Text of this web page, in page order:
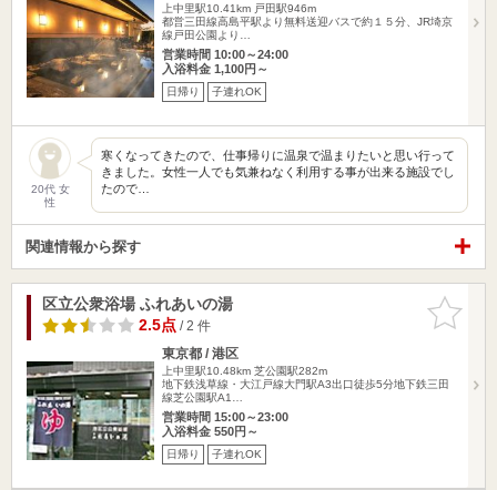
上中里駅10.41km 戸田駅946m
都営三田線高島平駅より無料送迎バスで約１５分、JR埼京
線戸田公園より…
営業時間 10:00～24:00
入浴料金 1,100円～
日帰り 子連れOK
20代 女
性
寒くなってきたので、仕事帰りに温泉で温まりたいと思い行って
きました。女性一人でも気兼ねなく利用する事が出来る施設でし
たので…
関連情報から探す
お気に入
りに追加
区立公衆浴場 ふれあいの湯
2.5点/ 2 件
東京都 / 港区
上中里駅10.48km 芝公園駅282m
地下鉄浅草線・大江戸線大門駅A3出口徒歩5分地下鉄三田
線芝公園駅A1…
営業時間 15:00～23:00
入浴料金 550円～
日帰り 子連れOK